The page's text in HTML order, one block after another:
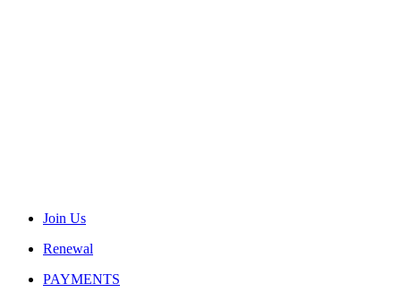
Join Us
Renewal
PAYMENTS